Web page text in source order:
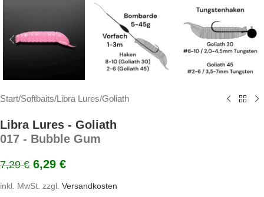
Start/Softbaits/Libra Lures/Goliath
Libra Lures - Goliath
017 - Bubble Gum
7,29€ 6,29 €
inkl. MwSt. zzgl. Versandkosten